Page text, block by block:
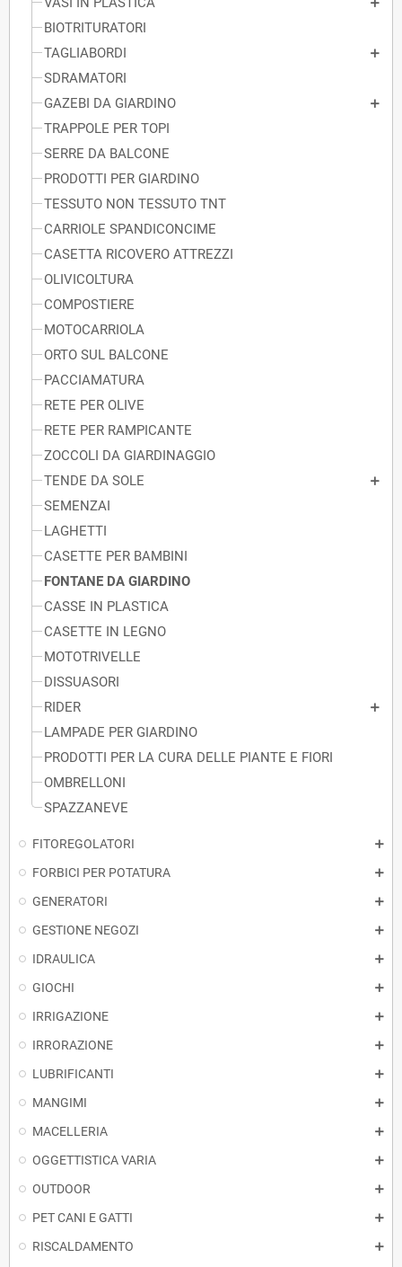
BIOTRITURATORI
TAGLIABORDI
SDRAMATORI
GAZEBI DA GIARDINO
TRAPPOLE PER TOPI
SERRE DA BALCONE
PRODOTTI PER GIARDINO
TESSUTO NON TESSUTO TNT
CARRIOLE SPANDICONCIME
CASETTA RICOVERO ATTREZZI
OLIVICOLTURA
COMPOSTIERE
MOTOCARRIOLA
ORTO SUL BALCONE
PACCIAMATURA
RETE PER OLIVE
RETE PER RAMPICANTE
ZOCCOLI DA GIARDINAGGIO
TENDE DA SOLE
SEMENZAI
LAGHETTI
CASETTE PER BAMBINI
FONTANE DA GIARDINO
CASSE IN PLASTICA
CASETTE IN LEGNO
MOTOTRIVELLE
DISSUASORI
RIDER
LAMPADE PER GIARDINO
PRODOTTI PER LA CURA DELLE PIANTE E FIORI
OMBRELLONI
SPAZZANEVE
FITOREGOLATORI
FORBICI PER POTATURA
GENERATORI
GESTIONE NEGOZI
IDRAULICA
GIOCHI
IRRIGAZIONE
IRRORAZIONE
LUBRIFICANTI
MANGIMI
MACELLERIA
OGGETTISTICA VARIA
OUTDOOR
PET CANI E GATTI
RISCALDAMENTO